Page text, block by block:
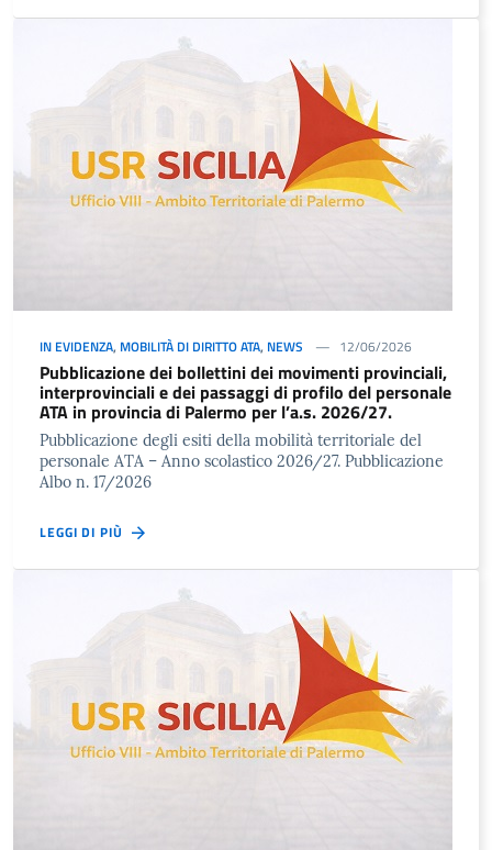
IN EVIDENZA, MOBILITÀ DI DIRITTO ATA, NEWS 12/06/2026
Pubblicazione dei bollettini dei movimenti provinciali,
interprovinciali e dei passaggi di profilo del personale
ATA in provincia di Palermo per l’a.s. 2026/27.
Pubblicazione degli esiti della mobilità territoriale del
personale ATA – Anno scolastico 2026/27. Pubblicazione
Albo n. 17/2026
LEGGI DI PIÙ